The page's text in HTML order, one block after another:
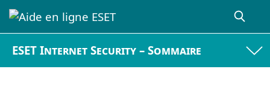
ESET Internet Security – Sommaire